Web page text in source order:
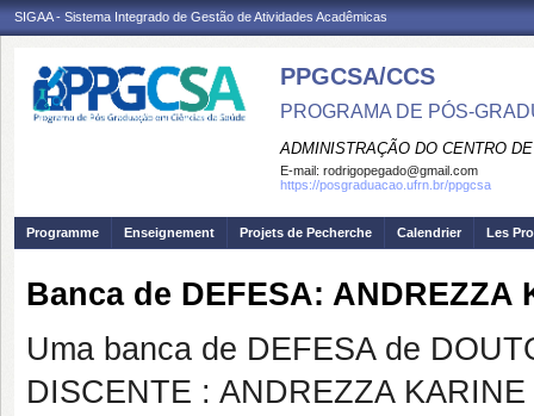
SIGAA - Sistema Integrado de Gestão de Atividades Acadêmicas
PPGCSA/CCS
PROGRAMA DE PÓS-
ADMINISTRAÇÃO DO CENTRO
E-mail: rodrigopegado@gmail.com
https://posgraduacao.ufrn.br/ppgcsa
Programme Enseignement Projets de Pecherche Calendrier Les
Banca de DEFESA: ANDREZZA
Uma banca de DEFESA de
DISCENTE : ANDREZZA